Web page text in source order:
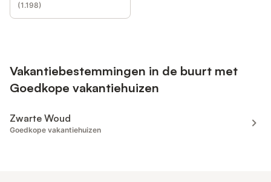
(1.198)
Vakantiebestemmingen in de buurt met
Goedkope vakantiehuizen
Zwarte Woud
Goedkope vakantiehuizen